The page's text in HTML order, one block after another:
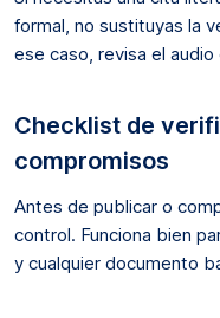
formal, no sustituyas la
ese caso, revisa el audio
Checklist de
compromisos
Antes de publicar o
control. Funciona bien
y cualquier documento